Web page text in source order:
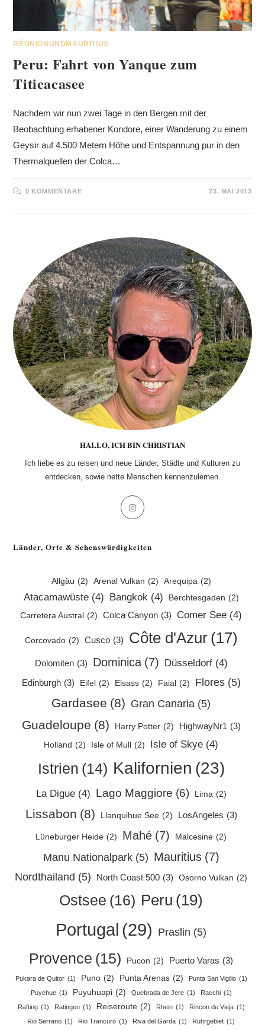
RÉUNIONUNDMAURITIUS
Peru: Fahrt von Yanque zum
Titicacasee
Nachdem wir nun zwei Tage in den Bergen mit der
Beobachtung erhabener Kondore, einer Wanderung zu einem
Geysir auf 4.500 Metern Höhe und Entspannung pur in den
Thermalquellen der Colca…
0 KOMMENTARE 23. MAI 2013
HALLO, ICH BIN CHRISTIAN
Ich liebe es zu reisen und neue Länder, Städte und Kulturen zu
entdecken, sowie nette Menschen kennenzulernen.
Opens
new
Länder, Orte & Sehenswürdigkeiten
Allgäu (2) Arenal Vulkan (2) Arequipa (2)
Atacamawüste (4) Bangkok (4) Berchtesgaden (2)
Carretera Austral (2) Colca Canyon (3) Comer See (4)
Corcovado (2) Cusco (3) Côte d'Azur (17)
Dolomiten (3) Dominica (7) Düsseldorf (4)
Edinburgh (3) Eifel (2) Elsass (2) Faial (2) Flores (5)
Gardasee (8) Gran Canaria (5)
Guadeloupe (8) Harry Potter (2) HighwayNr1 (3)
Holland (2) Isle of Mull (2) Isle of Skye (4)
Istrien (14) Kalifornien (23)
La Digue (4) Lago Maggiore (6) Lima (2)
Lissabon (8) Llanquihue See (2) LosAngeles (3)
Lüneburger Heide (2) Mahé (7) Malcesine (2)
Manu Nationalpark (5) Mauritius (7)
Nordthailand (5) North Coast 500 (3) Osorno Vulkan (2)
Ostsee (16) Peru (19)
Portugal (29) Praslin (5)
Provence (15) Pucon (2) Puerto Varas (3)
Pukara de Quitor (1) Puno (2) Punta Arenas (2) Punta San Vigilio (1)
Puyehue (1) Puyuhuapi (2) Quebrada de Jere (1) Racchi (1)
Rafting (1) Ratingen (1) Reiseroute (2) Rhein (1) Rincon de Vieja (1)
Rio Serrano (1) Rio Trancuro (1) Riva del Garda (1) Ruhrgebiet (1)